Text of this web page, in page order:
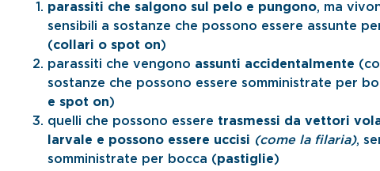
parassiti che salgono sul pelo e pungono, ma
sensibili a sostanze che possono essere assunte
(collari o spot on)
parassiti che vengono assunti accidentalmente
sostanze che possono essere somministrate per
e spot on)
quelli che possono essere trasmessi da vettori
larvale e possono essere uccisi (come la filaria),
somministrate per bocca (pastiglie)